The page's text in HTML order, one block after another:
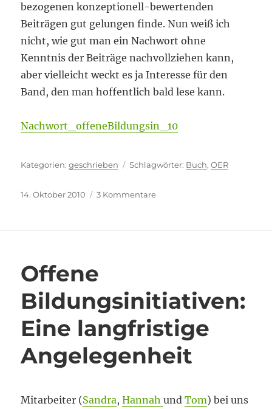
bezogenen konzeptionell-bewertenden
Beiträgen gut gelungen finde. Nun weiß ich
nicht, wie gut man ein Nachwort ohne
Kenntnis der Beiträge nachvollziehen kann,
aber vielleicht weckt es ja Interesse für den
Band, den man hoffentlich bald lese kann.
Nachwort_offeneBildungsin_10
Kategorien
geschrieben Schlagwörter
Buch,OER
Veröffentlicht
14. Oktober 2010 3 Kommentarezu
Offene
Bildungsinitiativen:
Eine langfristige
Angelegenheit
Mitarbeiter (Sandra,HannahundTom) bei uns